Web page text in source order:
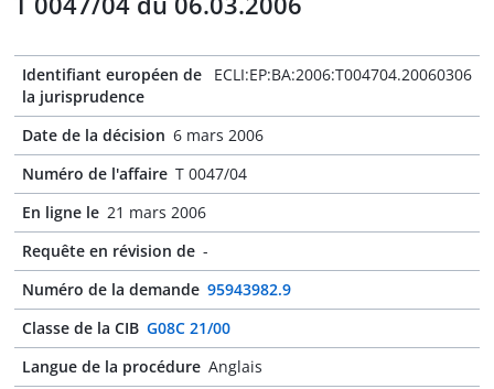
Identifiant européen de
la jurisprudence
ECLI:EP:BA:2006:T004704.20060306
Date de la décision 6 mars 2006
Numéro de l'affaire T 0047/04
En ligne le 21 mars 2006
Requête en révision de -
Numéro de la demande 95943982.9
Classe de la CIB G08C 21/00
Langue de la procédure Anglais